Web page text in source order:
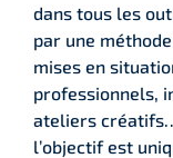
dans tous les
par une
mises en
professionnels,
ateliers
l’objectif est